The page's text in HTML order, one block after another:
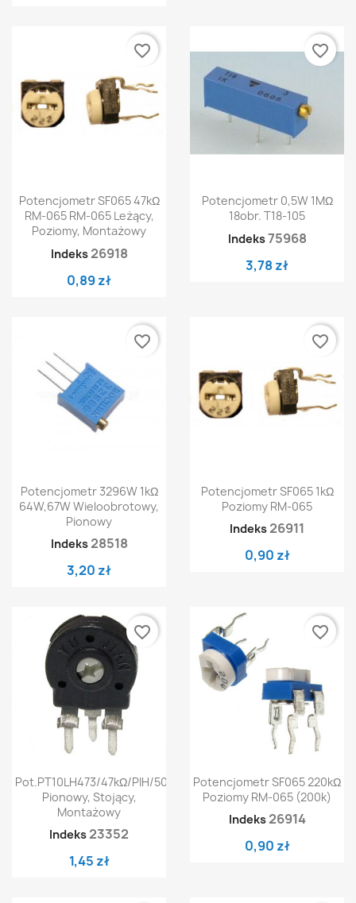
Potencjometr SF065 47kΩ
RM-065 RM-065 Leżący,
Poziomy, Montażowy
Indeks 26918
0,89 zł
favorite_border
Potencjometr 0,5W 1MΩ
18obr. T18-105
Indeks75968
3,78 zł
favorite_border
Potencjometr 3296W 1kΩ
64W,67W Wieloobrotowy,
Pionowy
Indeks 28518
3,20 zł
favorite_border
Potencjometr SF065 1kΩ
Poziomy RM-065
Indeks 26911
0,90 zł
favorite_border
Pot.PT10LH473/47kΩ/PIH/500
Pionowy, Stojący,
Montażowy
Indeks 23352
1,45 zł
favorite_border
Potencjometr SF065 220kΩ
Poziomy RM-065 (200k)
Indeks 26914
0,90 zł
favorite_border